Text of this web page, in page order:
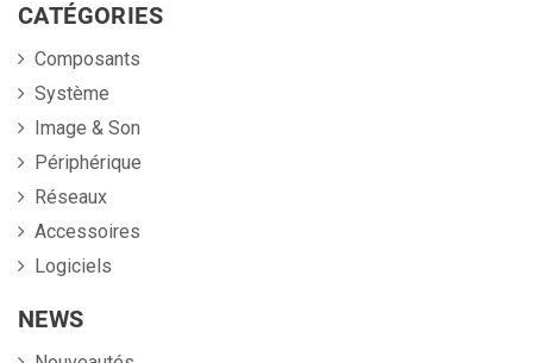
CATÉGORIES
Composants
Système
Image & Son
Périphérique
Réseaux
Accessoires
Logiciels
NEWS